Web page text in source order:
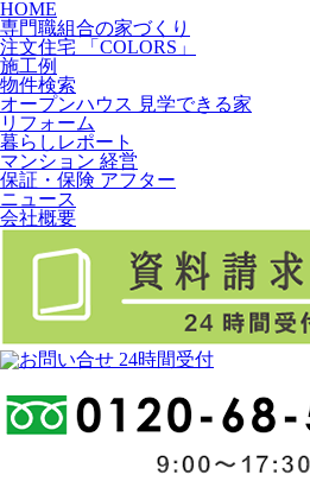
HOME
専門職組合の家づくり
注文住宅 「COLORS」
施工例
物件検索
オープンハウス 見学できる家
リフォーム
暮らしレポート
マンション 経営
保証・保険 アフター
ニュース
会社概要